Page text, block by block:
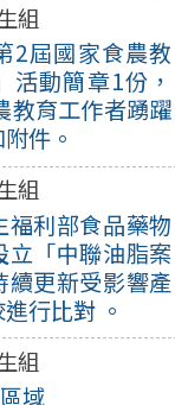
組
2屆國家食農教
活動簡章1份，
教育工作者踴躍
件。
組
福利部食品藥物
立「中聯油脂案
續更新受影響產
行比對 。
組
域